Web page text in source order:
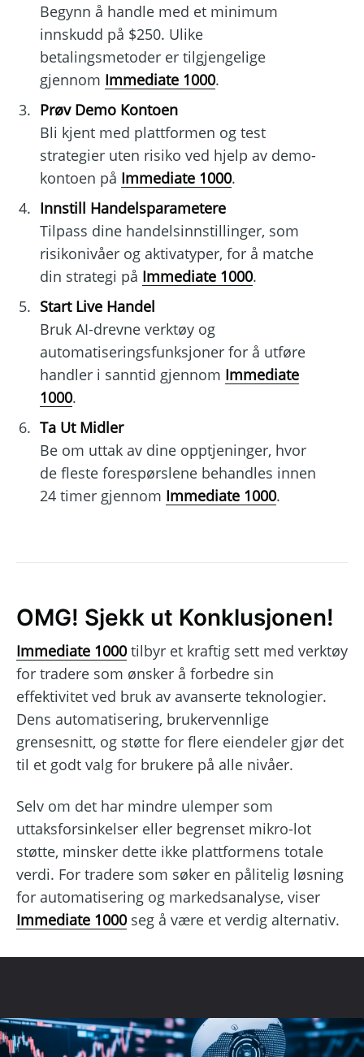
Begynn å handle med et minimum
innskudd på $250. Ulike
betalingsmetoder er tilgjengelige
gjennom Immediate 1000.
Prøv Demo Kontoen
Bli kjent med plattformen og test
strategier uten risiko ved hjelp av demo-
kontoen på Immediate 1000.
Innstill Handelsparametere
Tilpass dine handelsinnstillinger, som
risikonivåer og aktivatyper, for å matche
din strategi på Immediate 1000.
Start Live Handel
Bruk AI-drevne verktøy og
automatiseringsfunksjoner for å utføre
handler i sanntid gjennom Immediate
1000.
Ta Ut Midler
Be om uttak av dine opptjeninger, hvor
de fleste forespørslene behandles innen
24 timer gjennom Immediate 1000.
OMG! Sjekk ut Konklusjonen!
Immediate 1000tilbyr et kraftig sett med verktøy
for tradere som ønsker å forbedre sin
effektivitet ved bruk av avanserte teknologier.
Dens automatisering, brukervennlige
grensesnitt, og støtte for flere eiendeler gjør det
til et godt valg for brukere på alle nivåer.
Selv om det har mindre ulemper som
uttaksforsinkelser eller begrenset mikro-lot
støtte, minsker dette ikke plattformens totale
verdi. For tradere som søker en pålitelig løsning
for automatisering og markedsanalyse, viser
Immediate 1000seg å være et verdig alternativ.